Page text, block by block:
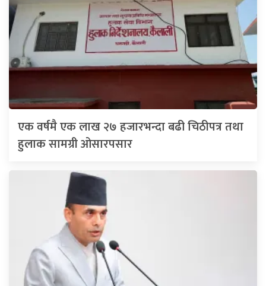
एक वर्षमै एक लाख २७ हजारभन्दा बढी चिठीपत्र तथा
हुलाक सामग्री ओसारपसार